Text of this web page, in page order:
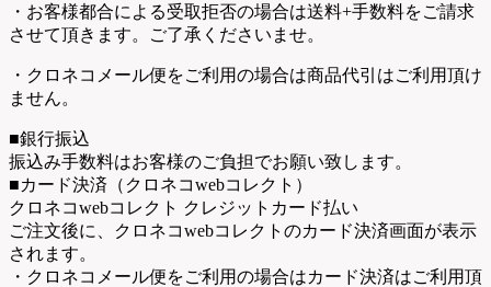
・お客様都合による受取拒否の場合は送料+手数料をご請求
させて頂きます。ご了承くださいませ。
・クロネコメール便をご利用の場合は商品代引はご利用頂け
ません。
■銀行振込
振込み手数料はお客様のご負担でお願い致します。
■カード決済（クロネコwebコレクト）
クロネコwebコレクト クレジットカード払い
ご注文後に、クロネコwebコレクトのカード決済画面が表示
されます。
・クロネコメール便をご利用の場合はカード決済はご利用頂